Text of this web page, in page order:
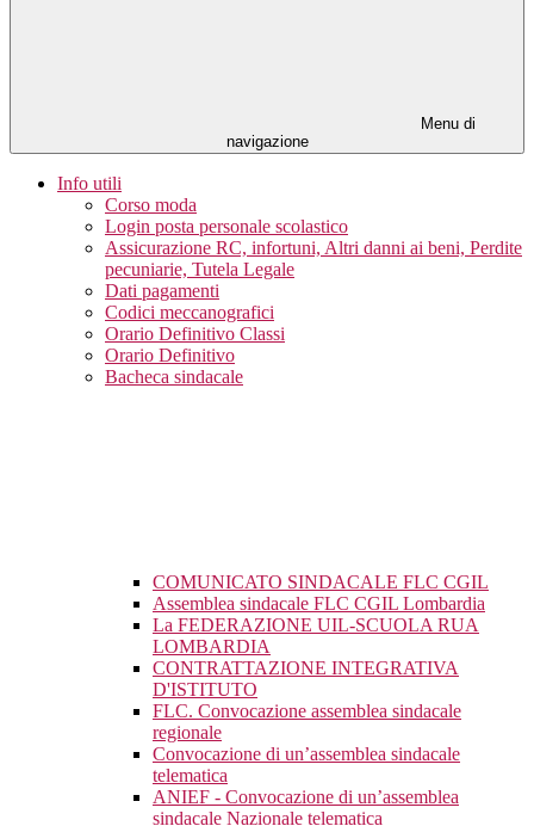
Menu di
navigazione
Info utili
Corso moda
Login posta personale scolastico
Assicurazione RC, infortuni, Altri danni ai beni, Perdite
pecuniarie, Tutela Legale
Dati pagamenti
Codici meccanografici
Orario Definitivo Classi
Orario Definitivo
Bacheca sindacale
COMUNICATO SINDACALE FLC CGIL
Assemblea sindacale FLC CGIL Lombardia
La FEDERAZIONE UIL-SCUOLA RUA
LOMBARDIA
CONTRATTAZIONE INTEGRATIVA
D'ISTITUTO
FLC. Convocazione assemblea sindacale
regionale
Convocazione di un’assemblea sindacale
telematica
ANIEF - Convocazione di un’assemblea
sindacale Nazionale telematica